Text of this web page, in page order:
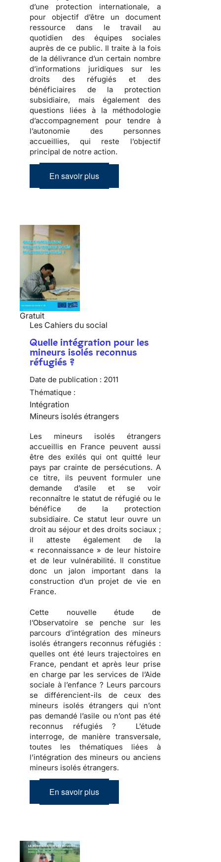
d’une protection internationale, a
pour objectif d’être un document
ressource dans le travail au
quotidien des équipes sociales
auprès de ce public. Il traite à la fois
de ladélivrance d’un certain nombre
d’informations juridiques sur les
droits des réfugiés et des
bénéficiaires de la protection
subsidiaire, mais également des
questions liées à la méthodologie
d’accompagnement pour tendre à
l’autonomie des personnes
accueillies, qui reste l’objectif
principal de notre action.
En savoir plus
Gratuit
Les Cahiers du social
Quelle intégration pour les
mineurs isolés reconnus
réfugiés ?
Date de publication : 2011
Thématique :
Intégration
Mineurs isolés étrangers
Les mineurs isolés étrangers
accueillis en France peuvent aussi
être des exilés qui ont quitté leur
pays par crainte de persécutions. A
ce titre, ils peuvent formuler une
demande d’asile et se voir
reconnaître le statut de réfugié ou le
bénéfice de la protection
subsidiaire. Ce statut leur ouvre un
droit au séjour et des droits sociaux ;
il atteste également de la
« reconnaissance » de leur histoire
et de leur vulnérabilité. Il constitue
donc un jalon important dans la
construction d’un projet de vie en
France.
Cette nouvelle étude de
l’Observatoire se penche sur les
parcours d’intégration des mineurs
isolés étrangers reconnus réfugiés :
quelles ont été leurs trajectoires en
France, pendant et après leur prise
en charge par les services de l’Aide
sociale à l’enfance ? Leurs parcours
se différencient-ils de ceux des
mineurs isolés étrangers qui n’ont
pas demandé l’asile ou n’ont pas été
reconnus réfugiés ? L’étude
interroge, de manière transversale,
toutes les thématiques liées à
l’intégration des mineurs ou anciens
mineurs isolés étrangers.
En savoir plus